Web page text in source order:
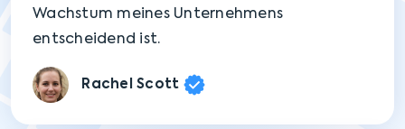
Wachstum meines Unternehmens
entscheidend ist.
Rachel Scott